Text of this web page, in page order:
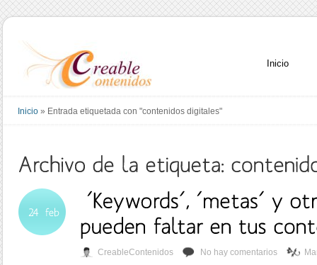
Inicio
Inicio » Entrada etiquetada con "contenidos digitales"
CreableContenidos No hay comentarios